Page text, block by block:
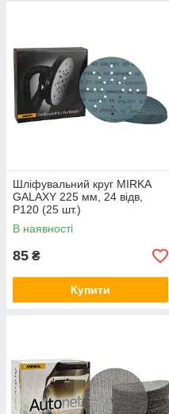
Шліфувальний круг MIRKA
GALAXY 225 мм, 24 відв,
P120 (25 шт.)
В наявності
85 ₴
Купити